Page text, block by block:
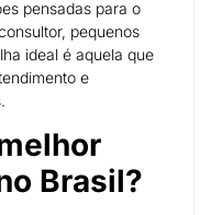
pensadas para o
pequenos
ideal é aquela que
e
Brasil?